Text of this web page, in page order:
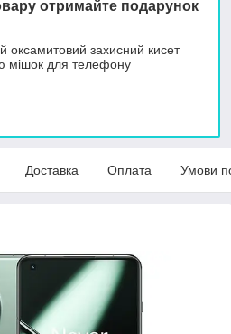
отримайте подарунок
оксамитовий захисний кисет
мішок для телефону
Доставка Оплата Умови